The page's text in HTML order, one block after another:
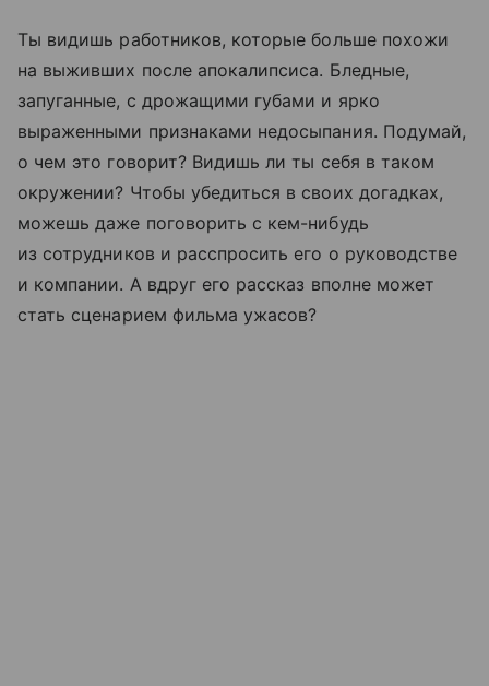
Ты видишь работников, которые больше похожи
на выживших после апокалипсиса. Бледные,
запуганные, с дрожащими губами и ярко
выраженными признаками недосыпания. Подумай,
о чем это говорит? Видишь ли ты себя в таком
окружении? Чтобы убедиться в своих догадках,
можешь даже поговорить с кем-нибудь
из сотрудников и расспросить его о руководстве
и компании. А вдруг его рассказ вполне может
стать сценарием фильма ужасов?